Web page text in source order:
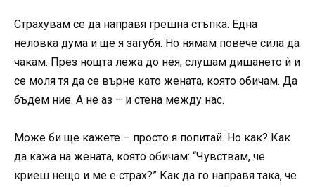
Страхувам се да направя грешна стъпка. Една
неловка дума и ще я загубя. Но нямам повече сила да
чакам. През нощта лежа до нея, слушам дишането ѝ и
се моля тя да се върне като жената, която обичам. Да
бъдем ние. А не аз – и стена между нас.
Може би ще кажете – просто я попитай. Но как? Как
да кажа на жената, която обичам: “Чувствам, че
криеш нещо и ме е страх?” Как да го направя така, че